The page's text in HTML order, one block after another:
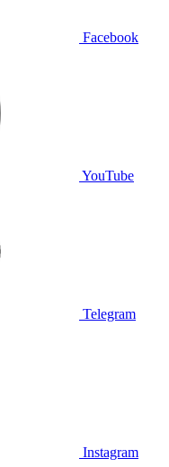
Facebook
YouTube
Telegram
Instagram